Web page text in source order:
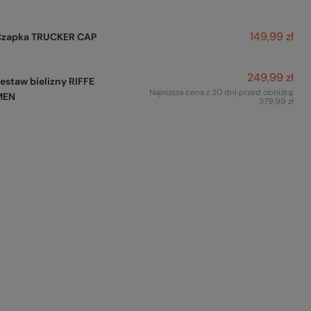
TRUCKER CAP 149,99 zł
bielizny RIFFE
249,99 zł
Najniższa cena z 30 dni przed obniżką:
379,99 zł